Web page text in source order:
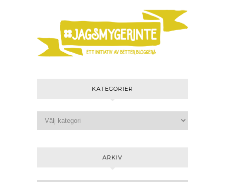
KATEGORIER
ARKIV